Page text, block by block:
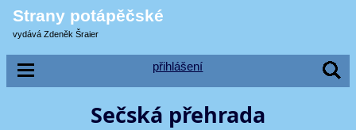
Strany potápěčské
vydává Zdeněk Šraier
přihlášení
Sečská přehrada